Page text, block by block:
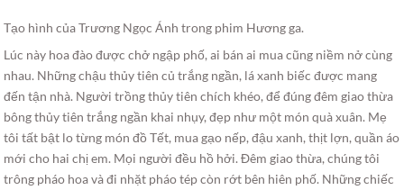
Tạo hình của Trương Ngọc Ánh trong phim Hương ga.
Lúc này hoa đào được chở ngập phố, ai bán ai mua cũng niềm nở cùng
nhau. Những chậu thủy tiên củ trắng ngần, lá xanh biếc được mang
đến tận nhà. Người trồng thủy tiên chích khéo, để đúng đêm giao thừa
bông thủy tiên trắng ngần khai nhụy, đẹp như một món quà xuân. Mẹ
tôi tất bật lo từng món đồ Tết, mua gạo nếp, đậu xanh, thịt lợn, quần áo
mới cho hai chị em. Mọi người đều hồ hởi. Đêm giao thừa, chúng tôi
trông pháo hoa và đi nhặt pháo tép còn rớt bên hiên phố. Những chiếc